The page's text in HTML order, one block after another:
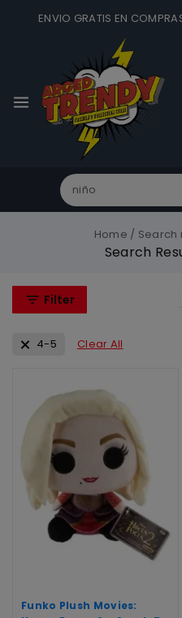
ENVIO GRATIS EN
Home / Search
Search
Filter
4-5 Clear All
Funko Plush Movies: